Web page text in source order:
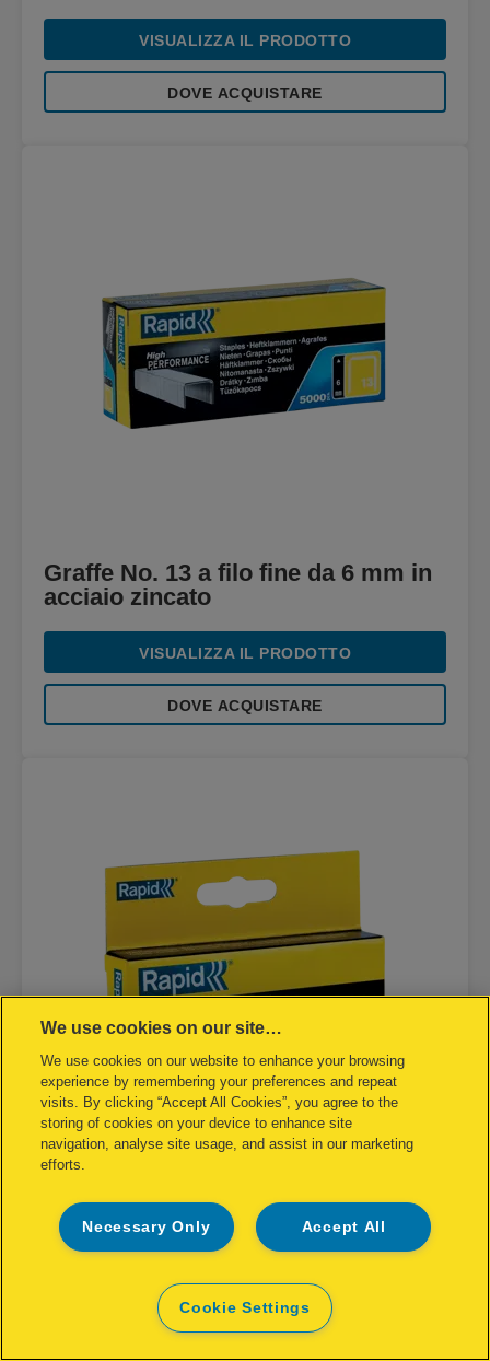
VISUALIZZA IL PRODOTTO
DOVE ACQUISTARE
Graffe No. 13 a filo fine da 6 mm in
acciaio zincato
VISUALIZZA IL PRODOTTO
DOVE ACQUISTARE
acciaio
DOVE ACQUISTARE
We use cookies on our site…
We use cookies on our website to enhance your browsing
experience by remembering your preferences and repeat
visits. By clicking “Accept All Cookies”, you agree to the
storing of cookies on your device to enhance site
navigation, analyse site usage, and assist in our marketing
efforts.
Accept All
Necessary Only
Cookie Settings